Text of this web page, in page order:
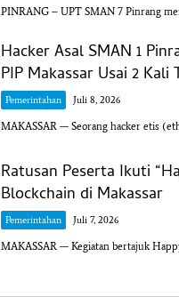
PINRANG – UPT SMAN 7 Pinrang
Hacker Asal SMAN 1
PIP Makassar Usai 2
Pemerintahan Juli 8, 2026
MAKASSAR — Seorang hacker etis
Ratusan Peserta Ikuti
Blockchain di Makassar
Pemerintahan Juli 7, 2026
MAKASSAR — Kegiatan bertajuk